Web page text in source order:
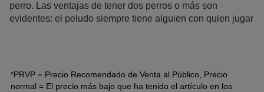
perro. Las ventajas de tener dos perros o más son
evidentes: el peludo siempre tiene alguien con quien jugar
*PRVP = Precio Recomendado de Venta al Público, Precio
normal = El precio más bajo que ha tenido el artículo en los